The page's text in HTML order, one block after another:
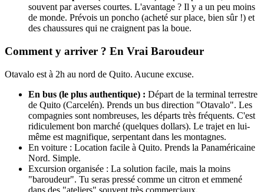
souvent par averses courtes. L'avantage ? Il y a un peu moins
de monde. Prévois un poncho (acheté sur place, bien sûr !) et
des chaussures qui ne craignent pas la boue.
Comment y arriver ? En Vrai Baroudeur
Otavalo est à 2h au nord de Quito. Aucune excuse.
En bus (le plus authentique) : Départ de la terminal terrestre
de Quito (Carcelén). Prends un bus direction "Otavalo". Les
compagnies sont nombreuses, les départs très fréquents. C'est
ridiculement bon marché (quelques dollars). Le trajet en lui-
même est magnifique, serpentant dans les montagnes.
En voiture : Location facile à Quito. Prends la Panaméricaine
Nord. Simple.
Excursion organisée : La solution facile, mais la moins
"baroudeur". Tu seras pressé comme un citron et emmené
dans des "ateliers" souvent très commerciaux.